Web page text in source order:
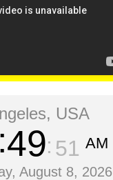
USA
49 52 AM
August 8, 2026